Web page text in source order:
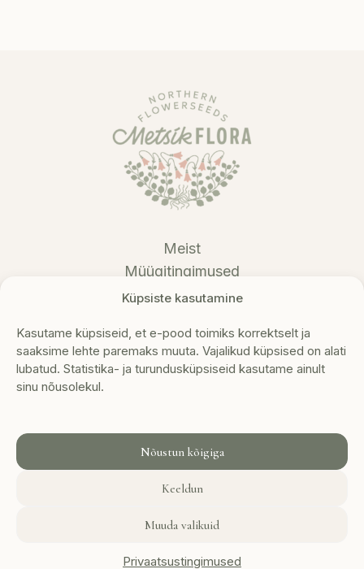
Küpsiste kasutamine
Kasutame küpsiseid, et e-pood toimiks korrektselt ja
saaksime lehte paremaks muuta. Vajalikud küpsised on alati
lubatud. Statistika- ja turundusküpsiseid kasutame ainult
sinu nõusolekul.
Nõustun kõigiga
Keeldun
Muuda valikuid
Privaatsustingimused
Meist
Müügitingimused
Privaatsustingimused
Kontakt
Metsikflora OÜ
info@metsikflora.ee